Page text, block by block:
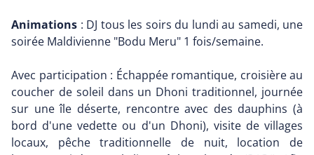
Animations : DJ tous les soirs du lundi au samedi, une
soirée Maldivienne "Bodu Meru" 1 fois/semaine.
Avec participation : Échappée romantique, croisière au
coucher de soleil dans un Dhoni traditionnel, journée
sur une île déserte, rencontre avec des dauphins (à
bord d'une vedette ou d'un Dhoni), visite de villages
locaux, pêche traditionnelle de nuit, location de